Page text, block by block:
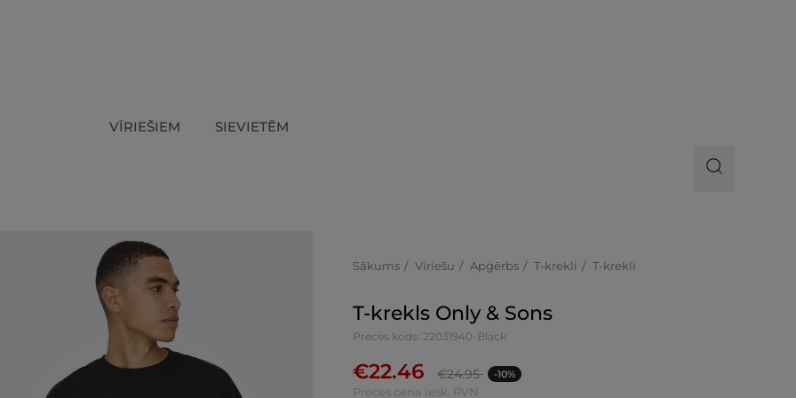
VĪRIEŠIEM SIEVIETĒM
Sākums Vīriešu Apģērbs T-krekli T-krekli
T-krekls Only & Sons
Preces kods: 22031940-Black
€22.46 €24.95 -10%
Preces cena iesk. PVN